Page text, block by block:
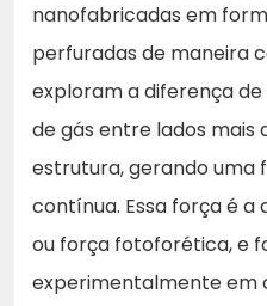
nanofabricadas em
perfuradas de maneira
exploram a diferença
de gás entre lados mais
estrutura, gerando uma
contínua. Essa força é
ou força fotoforética, e
experimentalmente em